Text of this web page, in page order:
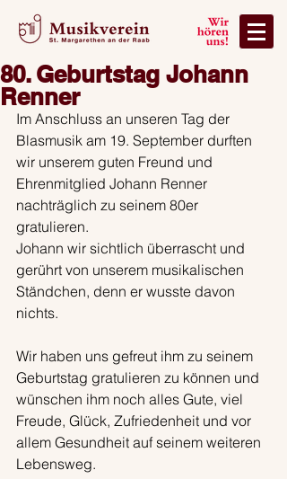
80. Geburtstag Johann
Renner
Im Anschluss an unseren Tag der
Blasmusik am 19. September durften
wir unserem guten Freund und
Ehrenmitglied Johann Renner
nachträglich zu seinem 80er
gratulieren.
Johann wir sichtlich überrascht und
gerührt von unserem musikalischen
Ständchen, denn er wusste davon
nichts.
Wir haben uns gefreut ihm zu seinem
Geburtstag gratulieren zu können und
wünschen ihm noch alles Gute, viel
Freude, Glück, Zufriedenheit und vor
allem Gesundheit auf seinem weiteren
Lebensweg.